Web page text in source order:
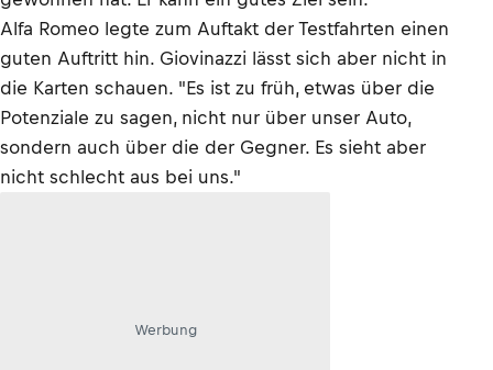
Alfa Romeo legte zum Auftakt der Testfahrten einen
guten Auftritt hin. Giovinazzi lässt sich aber nicht in
die Karten schauen. "Es ist zu früh, etwas über die
Potenziale zu sagen, nicht nur über unser Auto,
sondern auch über die der Gegner. Es sieht aber
nicht schlecht aus bei uns."
Werbung